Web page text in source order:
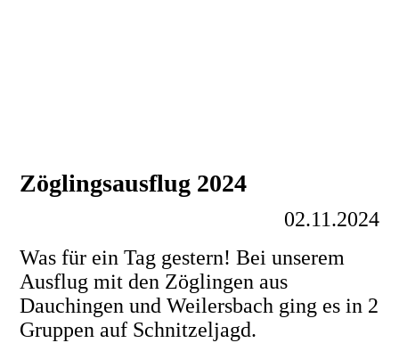
Zöglingsausflug 2024
02.11.2024
Was für ein Tag gestern! Bei unserem
Ausflug mit den Zöglingen aus
Dauchingen und Weilersbach ging es in 2
Gruppen auf Schnitzeljagd.